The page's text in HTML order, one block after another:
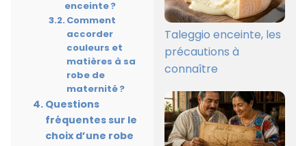
enceinte ?
Comment
accorder
couleurs et
matières à sa
robe de
maternité ?
Questions
fréquentes sur le
choix d’une robe
Taleggio enceinte, les
précautions à
connaître